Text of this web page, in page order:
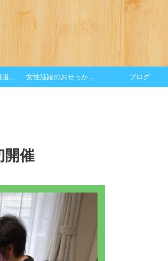
おせっかい家己書道場 女性活躍のおせっかい ブログ
催